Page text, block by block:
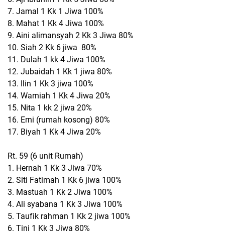
7. Jamal 1 Kk 1 Jiwa 100%
8. Mahat 1 Kk 4 Jiwa 100%
9. Aini alimansyah 2 Kk 3 Jiwa 80%
10. Siah 2 Kk 6 jiwa 80%
11. Dulah 1 kk 4 Jiwa 100%
12. Jubaidah 1 Kk 1 jiwa 80%
13. Ilin 1 Kk 3 jiwa 100%
14. Warniah 1 Kk 4 Jiwa 20%
15. Nita 1 kk 2 jiwa 20%
16. Erni (rumah kosong) 80%
17. Biyah 1 Kk 4 Jiwa 20%
Rt. 59 (6 unit Rumah)
1. Hernah 1 Kk 3 Jiwa 70%
2. Siti Fatimah 1 Kk 6 jiwa 100%
3. Mastuah 1 Kk 2 Jiwa 100%
4. Ali syabana 1 Kk 3 Jiwa 100%
5. Taufik rahman 1 Kk 2 jiwa 100%
6. Tini 1 Kk 3 Jiwa 80%